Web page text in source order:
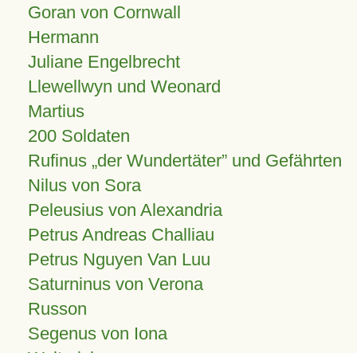
Goran von Cornwall
Hermann
Juliane Engelbrecht
Llewellwyn und Weonard
Martius
200 Soldaten
Rufinus „der Wundertäter” und Gefährten
Nilus von Sora
Peleusius von Alexandria
Petrus Andreas Challiau
Petrus Nguyen Van Luu
Saturninus von Verona
Russon
Segenus von Iona